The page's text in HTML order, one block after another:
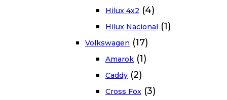
Hilux 4x2 (4)
Hilux Nacional (1)
Volkswagen (17)
Amarok (1)
Caddy (2)
Cross Fox (3)